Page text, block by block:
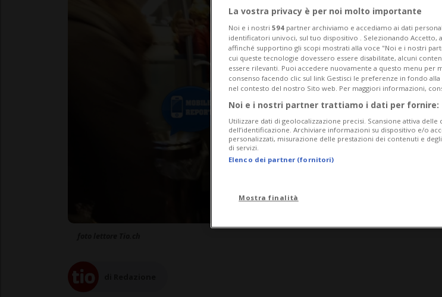
La vostra privacy è per noi molto importante
Noi e i nostri 594 partner archiviamo e accediamo ai dati
identificatori univoci, sul tuo dispositivo . Selezionando Accetto,
affinché supportino gli scopi mostrati alla voce "Noi e i nostri
cui queste tecnologie dovessero essere disabilitate, alcuni
essere rilevanti. Puoi accedere nuovamente a questo menu per
consenso facendo clic sul link Gestisci le preferenze in fondo
nel contesto del nostro Sito web. Per maggiori informazioni,
Noi e i nostri partner trattiamo i dati per fornire:
Utilizzare dati di geolocalizzazione precisi. Scansione attiva
dell’identificazione. Archiviare informazioni su dispositivo e/o
personalizzati, misurazione delle prestazioni dei contenuti e
di servizi.
Elenco dei partner (fornitori)
Mostra finalità